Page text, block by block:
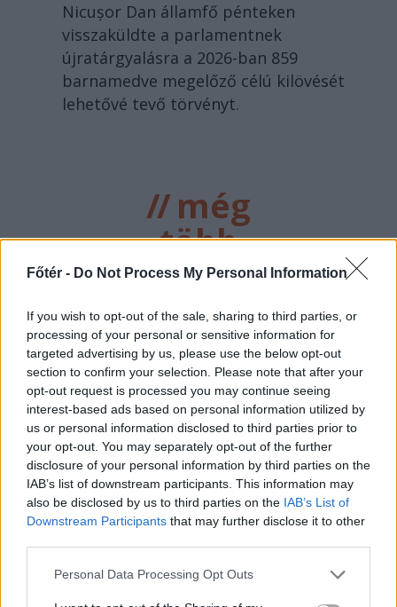
Főtér - Do Not Process My Personal Information
If you wish to opt-out of the sale, sharing to third parties, or
processing of your personal or sensitive information for
targeted advertising by us, please use the below opt-out
section to confirm your selection. Please note that after your
opt-out request is processed you may continue seeing
interest-based ads based on personal information utilized by
us or personal information disclosed to third parties prior to
your opt-out. You may separately opt-out of the further
disclosure of your personal information by third parties on the
IAB’s list of downstream participants. This information may
also be disclosed by us to third parties on the IAB’s List of
Downstream Participants that may further disclose it to other
Personal Data Processing Opt Outs
Nicușor Dan államfő pénteken
visszaküldte a parlamentnek
újratárgyalásra a 2026-ban 859
barnamedve megelőző célú kilövését
lehetővé tevő törvényt.
//még
több
főtér.ro
2026. AUGUSZTUS 08., SZOMBAT
Beteg kisgyermeket
szállított a mentős,
amikor megállt dinnyét
vásárolni az út szélén –